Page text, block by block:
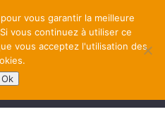
vous garantir la meilleure
vous continuez à utiliser ce
vous acceptez l'utilisation des
Ok